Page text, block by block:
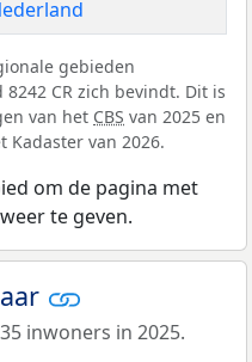
gebieden
CR zich bevindt. Dit is
van het CBS van 2025 en
Kadaster van 2026.
om de pagina met
te geven.
inwoners in 2025.